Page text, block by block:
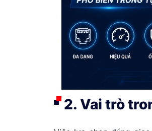
2. Vai trò